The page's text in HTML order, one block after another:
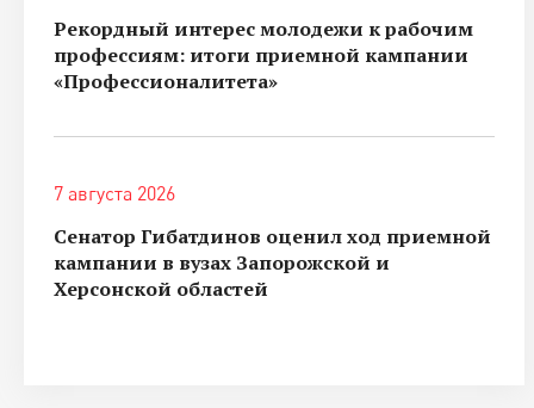
Рекордный интерес молодежи к рабочим
профессиям: итоги приемной кампании
«Профессионалитета»
7 августа 2026
Сенатор Гибатдинов оценил ход приемной
кампании в вузах Запорожской и
Херсонской областей